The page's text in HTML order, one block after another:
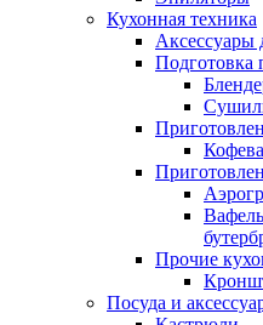
Кухонная техника
Аксессуары
Подготовка
Прочие
Посуда и